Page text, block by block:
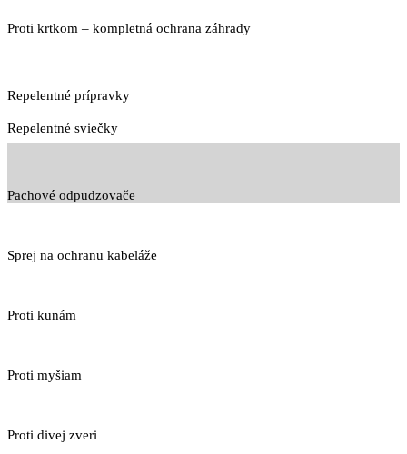
Proti krtkom – kompletná ochrana záhrady
Repelentné prípravky
Repelentné sviečky
Pachové odpudzovače
Sprej na ochranu kabeláže
Proti kunám
Proti myšiam
Proti divej zveri